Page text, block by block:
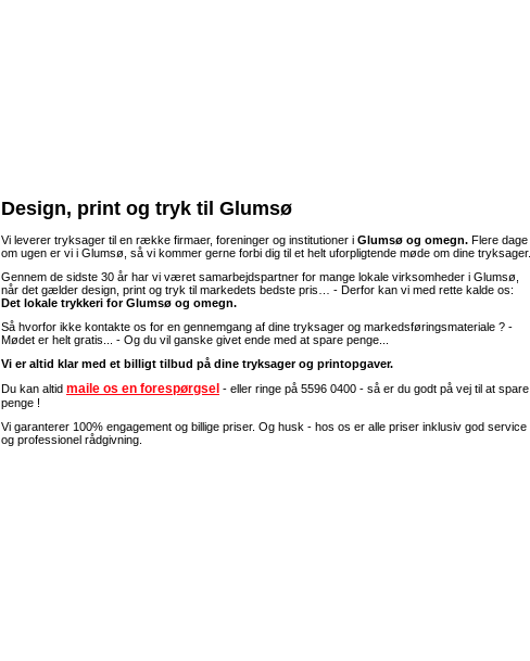
Design, print og tryk til Glumsø
Vi leverer tryksager til en række firmaer, foreninger og institutioner i Glumsø og omegn. Flere dage
om ugen er vi i Glumsø, så vi kommer gerne forbi dig til et helt uforpligtende møde om dine tryksager.
Gennem de sidste 30 år har vi været samarbejdspartner for mange lokale virksomheder i Glumsø,
når det gælder design, print og tryk til markedets bedste pris… - Derfor kan vi med rette kalde os:
Det lokale trykkeri for Glumsø og omegn.
Så hvorfor ikke kontakte os for en gennemgang af dine tryksager og markedsføringsmateriale ? -
Mødet er helt gratis... - Og du vil ganske givet ende med at spare penge...
Vi er altid klar med et billigt tilbud på dine tryksager og printopgaver.
Du kan altid maile os en forespørgsel - eller ringe på 5596 0400 - så er du godt på vej til at spare
penge !
Vi garanterer 100% engagement og billige priser. Og husk - hos os er alle priser inklusiv god service
og professionel rådgivning.